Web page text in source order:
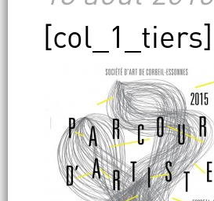
[col_1_tiers]